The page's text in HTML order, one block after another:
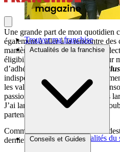
Trouver ma franchise
Actualités de la franchise
Brèves et actus Actualités du
Conseils et Guides
Une grande part de mon quotidien
également à aller à la rencontre des
manières possibles, afin de les
éligibilité (nous comptons déjà sur
d’adhérents). Pour réussir chez
indispensables : aimer
les valeurs de la protection du
passion et efficacité les méthodes
J’ai lancé cette activité dans le
partenaire du réseau !
Comment a évolué votre offre à
derniers mois?